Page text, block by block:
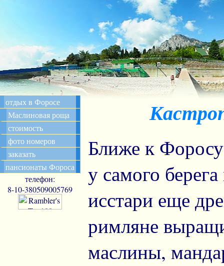
Ближе к
у самого
исстари еще
римляне
маслины,
отдых в Форосе
Маслиновая роща
стоимость
фото номеров
заказать
пансионаты Фороса
телефон:
8-10-380509005769